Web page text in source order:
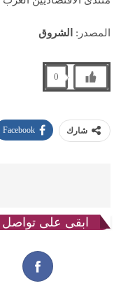
المصدر: الشروق
0
شارك Facebook
ابقى على تواصل